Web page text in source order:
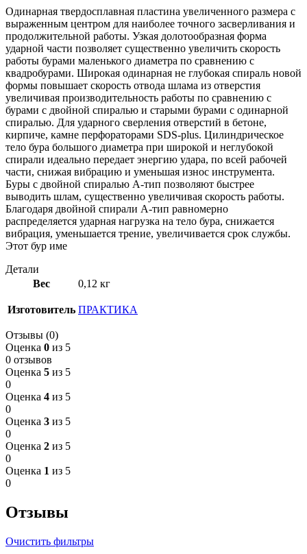
Одинарная твердосплавная пластина увеличенного размера с
выраженным центром для наиболее точного засверливания и
продолжительной работы. Узкая долотообразная форма
ударной части позволяет существенно увеличить скорость
работы бурами маленького диаметра по сравнению с
квадробурами. Широкая одинарная не глубокая спираль новой
формы повышает скорость отвода шлама из отверстия
увеличивая производительность работы по сравнению с
бурами с двойной спиралью и старыми бурами с одинарной
спиралью. Для ударного сверления отверстий в бетоне,
кирпиче, камне перфораторами SDS-plus. Цилиндрическое
тело бура большого диаметра при широкой и неглубокой
спирали идеально передает энергию удара, по всей рабочей
части, снижая вибрацию и уменьшая износ инструмента.
Буры с двойной спиралью А-тип позволяют быстрее
выводить шлам, существенно увеличивая скорость работы.
Благодаря двойной спирали А-тип равномерно
распределяется ударная нагрузка на тело бура, снижается
вибрация, уменьшается трение, увеличивается срок службы.
Этот бур име
Детали
Вес
0,12 кг
Изготовитель ПРАКТИКА
Отзывы (0)
Оценка 0 из 5
0 отзывов
Оценка 5 из 5
0
Оценка 4 из 5
0
Оценка 3 из 5
0
Оценка 2 из 5
0
Оценка 1 из 5
0
Отзывы
Очистить фильтры